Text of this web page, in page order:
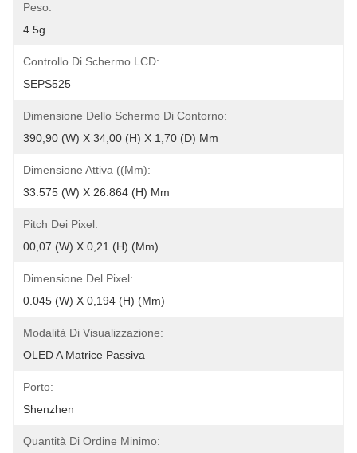
Peso:
4.5g
Controllo Di Schermo LCD:
SEPS525
Dimensione Dello Schermo Di Contorno:
390,90 (W) X 34,00 (H) X 1,70 (D) Mm
Dimensione Attiva ((mm):
33.575 (W) X 26.864 (H) Mm
Pitch Dei Pixel:
00,07 (W) X 0,21 (H) (mm)
Dimensione Del Pixel:
0.045 (W) X 0,194 (H) (mm)
Modalità Di Visualizzazione:
OLED A Matrice Passiva
Porto:
Shenzhen
Quantità Di Ordine Minimo: